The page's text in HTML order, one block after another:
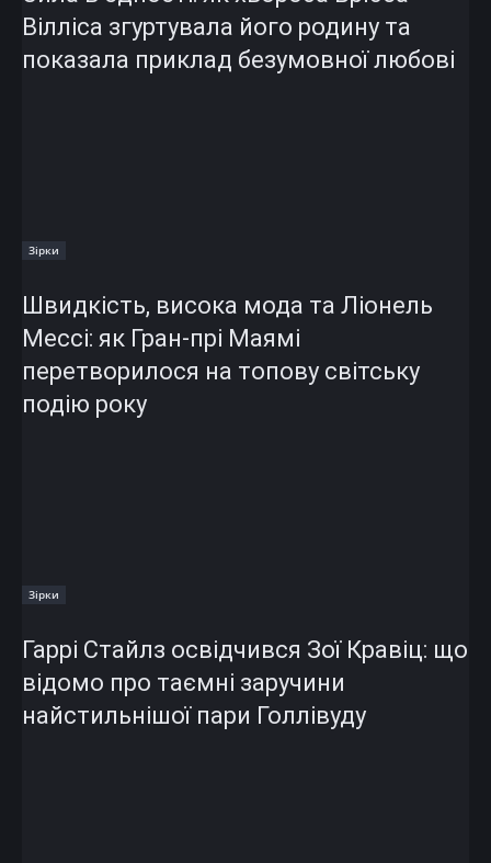
Вілліса згуртувала його родину та
показала приклад безумовної любові
Зірки
Швидкість, висока мода та Ліонель
Мессі: як Гран-прі Маямі
перетворилося на топову світську
подію року
Зірки
Гаррі Стайлз освідчився Зої Кравіц: що
відомо про таємні заручини
найстильнішої пари Голлівуду